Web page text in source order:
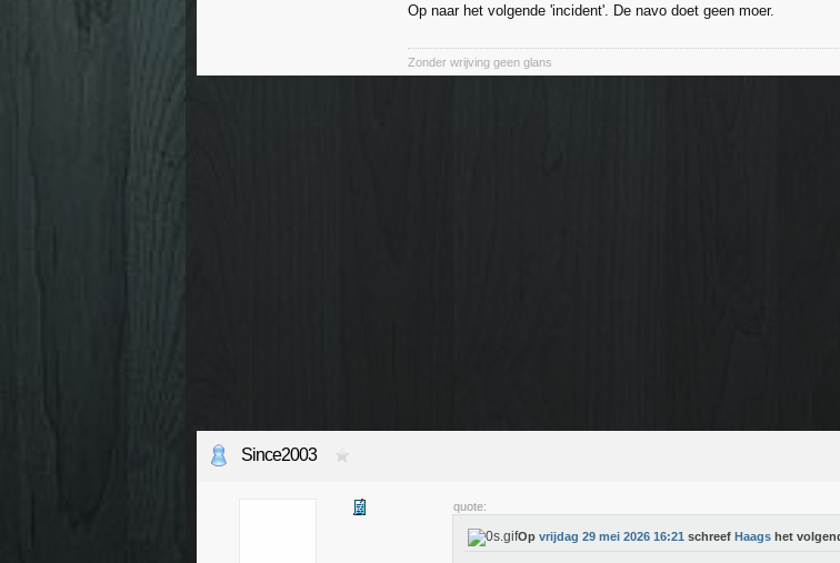
Op naar het volgende 'incident'. De navo doet geen moer.
Zonder wrijving geen glans
Since2003
quote:
Op vrijdag 29 mei 2026 16:21 schreef Haags het